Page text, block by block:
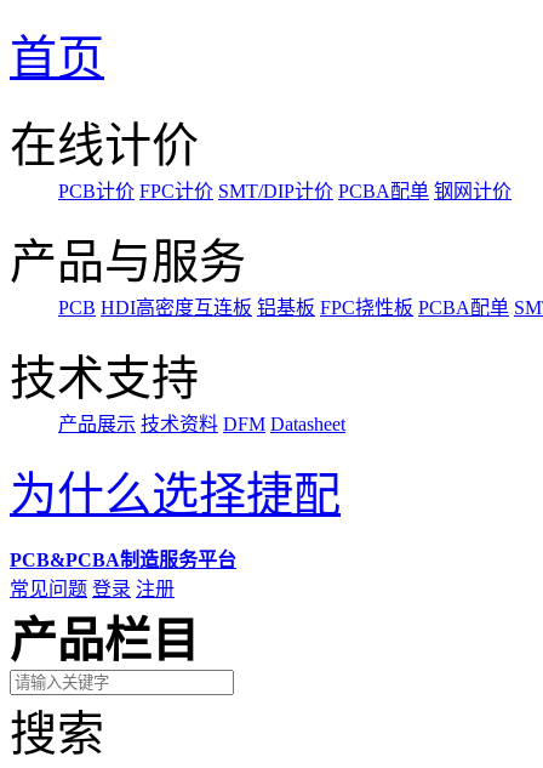
首页
在线计价
PCB计价 FPC计价 SMT/DIP计价 PCBA配单 钢网计价
产品与服务
PCB HDI高密度互连板 铝基板 FPC挠性板 PCBA配单
技术支持
产品展示 技术资料 DFM Datasheet
为什么选择捷配
PCB&PCBA制造服务平台
常见问题 登录 注册
产品栏目
搜索